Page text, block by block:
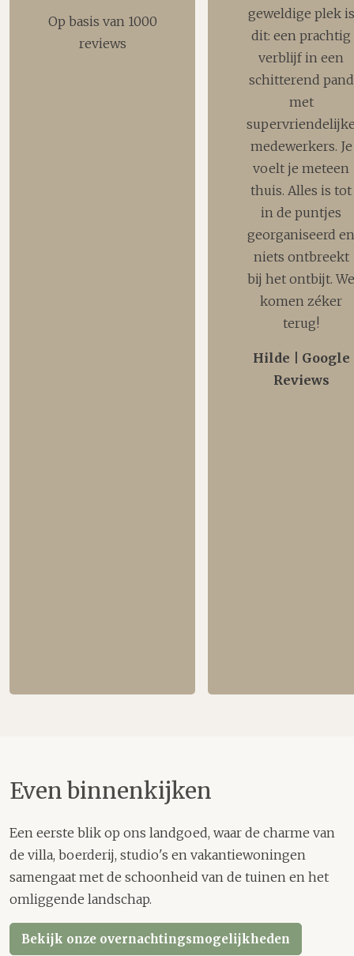
Op basis van 1000
reviews
geweldige plek is
dit: een prachtig
verblijf in een
schitterend pand
met
medewerkers. Je
voelt je meteen
thuis. Alles is tot
in de puntjes
georganiseerd
niets ontbreekt
bij het ontbijt.
komen zéker
terug!
Hilde | Google
Reviews
Even binnenkijken
Een eerste blik op ons landgoed, waar de charme van
de villa, boerderij, studio's en vakantiewoningen
samengaat met de schoonheid van de tuinen en het
omliggende landschap.
Bekijk onze overnachtingsmogelijkheden